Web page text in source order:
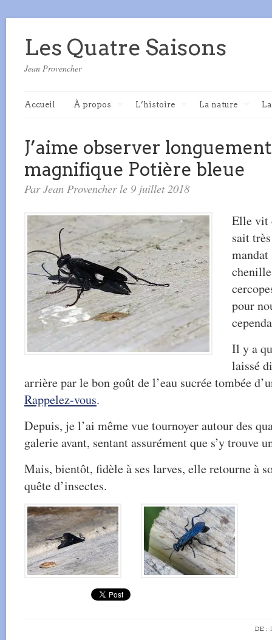
Les Quatre Saisons
Jean Provencher
Accueil À propos L’histoire La nature
J’aime observer
magnifique Potière bleue
Par Jean Provencher le 9 juillet 2018
Elle vit
sait
mandat
pour
Il y a
laissé
arrière par le bon goût de l’eau sucrée tombée
Rappelez-vous.
Depuis, je l’ai même vue tournoyer autour des
galerie avant, sentant assurément que s’y trouve
Mais, bientôt, fidèle à ses larves, elle retourne à
quête d’insectes.
DE :